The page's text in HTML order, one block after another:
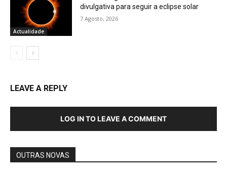
Actualidade
divulgativa para seguir a eclipse solar
7 Agosto, 2026
LEAVE A REPLY
LOG IN TO LEAVE A COMMENT
OUTRAS NOVAS